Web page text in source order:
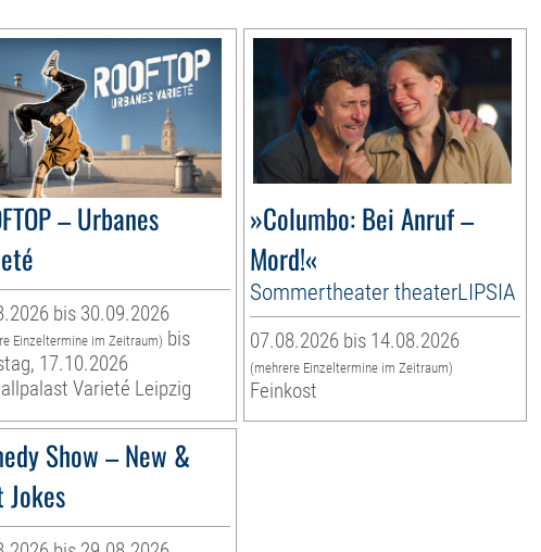
– Urbanes
bis 30.09.2026
Einzeltermine im Zeitraum) bis
17.10.2026
Varieté Leipzig
»Columbo: Bei Anruf –
Mord!«
Sommertheater theaterLIPSIA
07.08.2026 bis 14.08.2026
(mehrere Einzeltermine im Zeitraum)
Feinkost
Show – New &
Jokes